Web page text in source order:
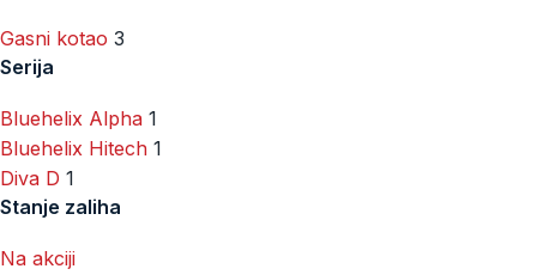
Gasni kotao 3
Serija
Bluehelix Alpha 1
Bluehelix Hitech 1
Diva D 1
Stanje zaliha
Na akciji